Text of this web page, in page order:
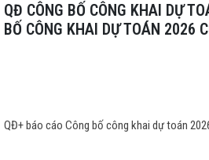
QĐ CÔNG BỐ CÔNG KHAI DỰ TOÁN 2026 CỦA TRUNG TÂM PHỤC VỤ HÀNH CHÍNH CÔNG PHƯỜNG QUYẾT THẮNG + BÁO CÁO CÔNG
BỐ CÔNG KHAI DỰ TOÁN 2026
QĐ+ báo cáo Công bố công khai dự toán